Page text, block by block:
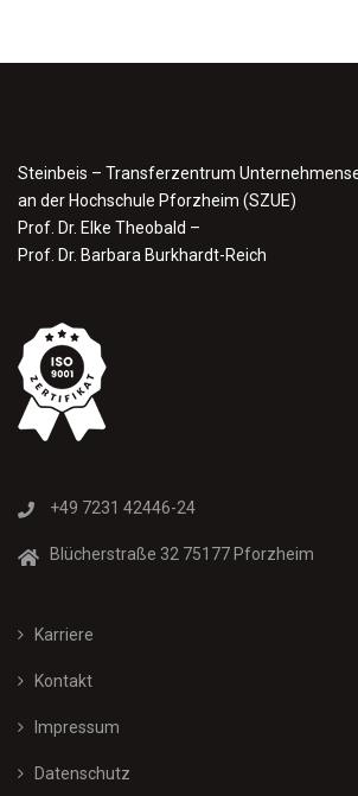
Steinbeis – Transferzentrum
an der Hochschule Pforzheim (SZUE)
Prof. Dr. Elke Theobald –
Prof. Dr. Barbara Burkhardt-Reich
+49 7231 42446-24
Blücherstraße 32 75177 Pforzheim
Karriere
Kontakt
Impressum
Datenschutz